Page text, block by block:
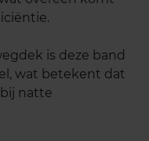
is deze band
wat betekent dat
natte